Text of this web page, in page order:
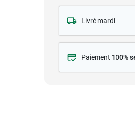
Livré mardi
Paiement 100%